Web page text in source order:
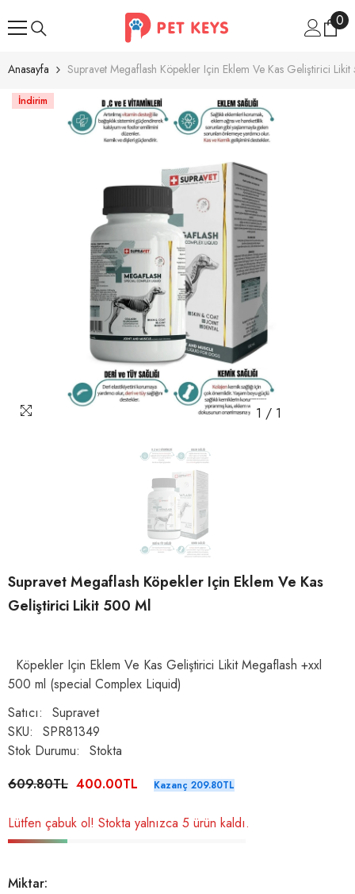
00
Anasayfa Supravet Megaflash Köpekler Için Eklem Ve Kas Geliştirici
İndirim
1 / 1
Supravet Megaflash Köpekler Için Eklem Ve Kas
Geliştirici Likit 500 Ml
Köpekler Için Eklem Ve Kas Geliştirici Likit Megaflash +xxl
500 ml (special Complex Liquid)
Satıcı:
Supravet
SKU:
SPR81349
Stok Durumu:
Stokta
609.80TL 400.00TL Kazanç 209.80TL
Lütfen çabuk ol! Stokta yalnızca 5 ürün kaldı.
Miktar: